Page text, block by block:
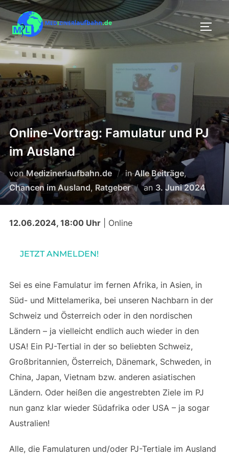
Zum
Inhalt
springen
Online-Vortrag: Famulatur und PJ
im Ausland
vonMedizinerlaufbahn.de inAlle Beiträge,
Chancen im Ausland, Ratgeber an Veröffentlicht
am
3. Juni 2024
12.06.2024, 18:00 Uhr| Online
JETZT ANMELDEN!
Sei es eine Famulatur im fernen Afrika, in Asien, in
Süd- und Mittelamerika, bei unseren Nachbarn in der
Schweiz und Österreich oder in den nordischen
Ländern – ja vielleicht endlich auch wieder in den
USA! Ein PJ-Tertial in der so beliebten Schweiz,
Großbritannien, Österreich, Dänemark, Schweden, in
China, Japan, Vietnam bzw. anderen asiatischen
Ländern. Oder heißen die angestrebten Ziele im PJ
nun ganz klar wieder Südafrika oder USA – ja sogar
Australien!
Alle, die Famulaturen und/oder PJ-Tertiale im Ausland